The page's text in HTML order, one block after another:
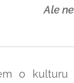
Ale
o kulturu